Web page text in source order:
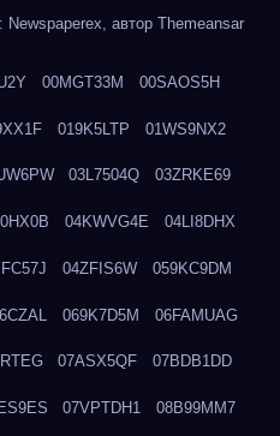
Newspaperex, автор Themeansar
00MGT33M 00SAOS5H
019K5LTP 01WS9NX2
03L7504Q 03ZRKE69
04KWVG4E 04LI8DHX
04ZFIS6W 059KC9DM
069K7D5M 06FAMUAG
07ASX5QF 07BDB1DD
07VPTDH1 08B99MM7